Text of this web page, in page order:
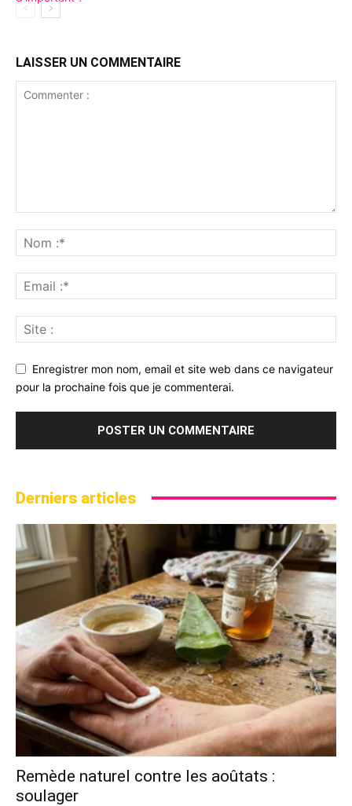
LAISSER UN COMMENTAIRE
Enregistrer mon nom, email et site web dans ce navigateur
pour la prochaine fois que je commenterai.
Derniers articles
Remède naturel contre les aoûtats :
soulager